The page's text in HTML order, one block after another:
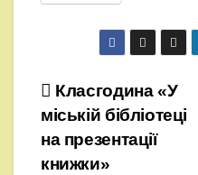
Навігація
записів
Класгодина «У
міській бібліотеці
на презентації
книжки»